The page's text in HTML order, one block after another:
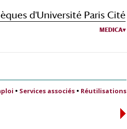
d'Université Paris Cité
MEDICA
• Services associés • Réutilisations